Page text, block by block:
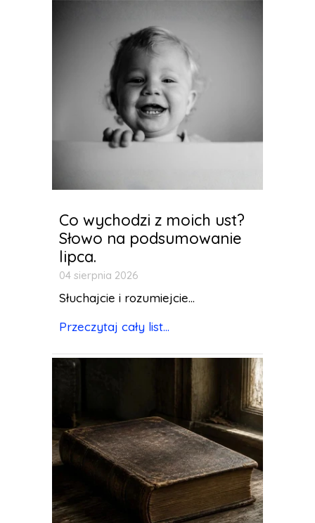
Co wychodzi z moich ust?
Słowo na podsumowanie
lipca.
04 sierpnia 2026
Słuchajcie i rozumiejcie...
Przeczytaj cały list...